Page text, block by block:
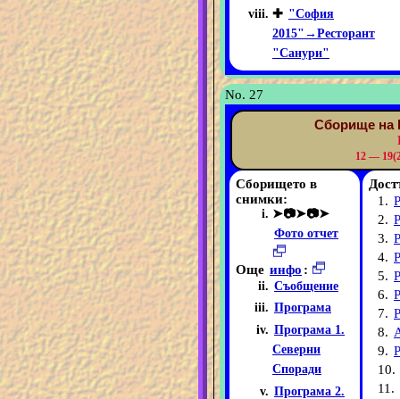
✚ "София
2015"→Ресторант
"Санури"
No. 27
Сборище на
12 —
Сборището в
снимки:
➤📷➤📷➤
Фото отчет
Още инфо :
Съобщение
Програма
Програма 1.
Северни
Споради
Програма 2.
1.
2.
3.
4.
5.
6.
7.
8.
9.
10.
11.